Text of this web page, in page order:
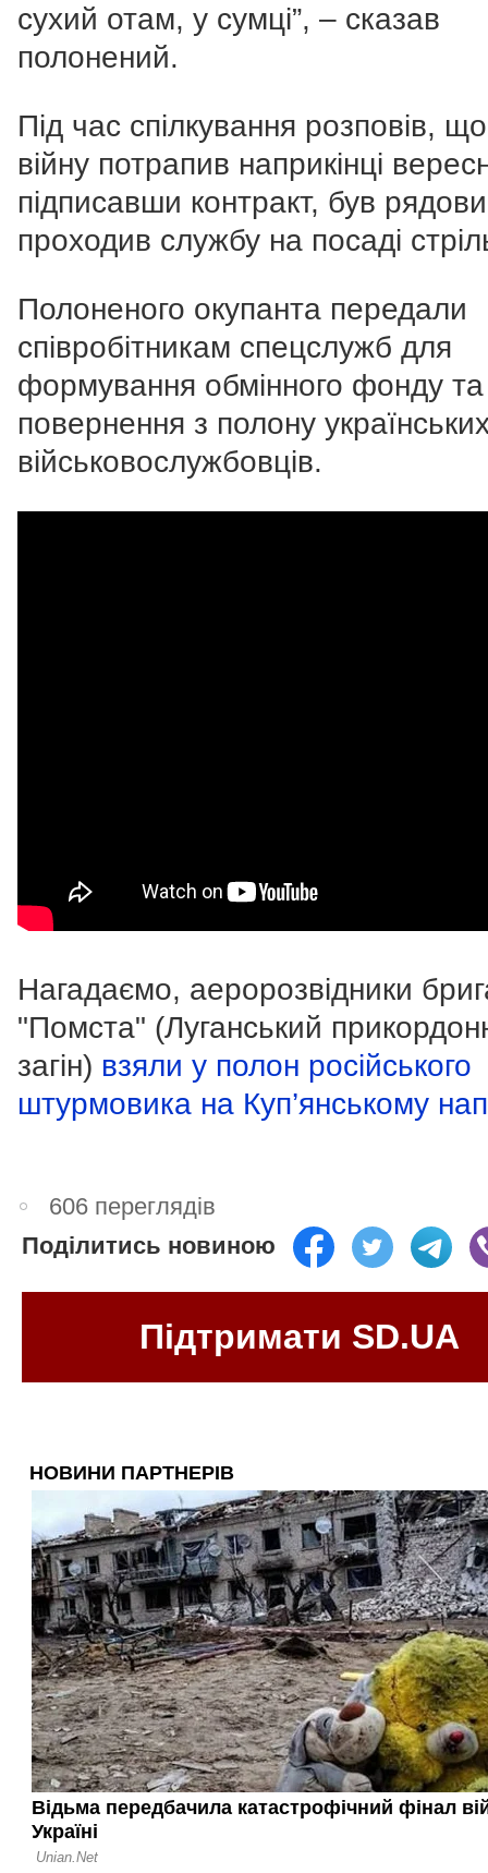
сухий отам, у сумці”, – сказав
полонений.
Під час спілкування розповів,
війну потрапив наприкінці
підписавши контракт, був
проходив службу на посаді
Полоненого окупанта передали
співробітникам спецслужб для
формування обмінного фонду та
повернення з полону
військовослужбовців.
Нагадаємо, аеророзвідники
"Помста" (Луганський
загін) взяли у полон російського
штурмовика на Куп’янському
606 переглядів
Поділитись новиною
Підтримати SD.UA